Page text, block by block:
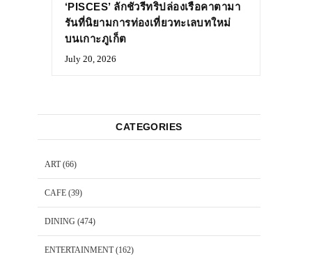
‘PISCES’ ลักชัวรีทริปล่องเรือคาตามา
รันที่นิยามการท่องเที่ยวทะเลบทใหม่
บนเกาะภูเก็ต
July 20, 2026
CATEGORIES
ART(66)
CAFE (39)
DINING (474)
ENTERTAINMENT(162)